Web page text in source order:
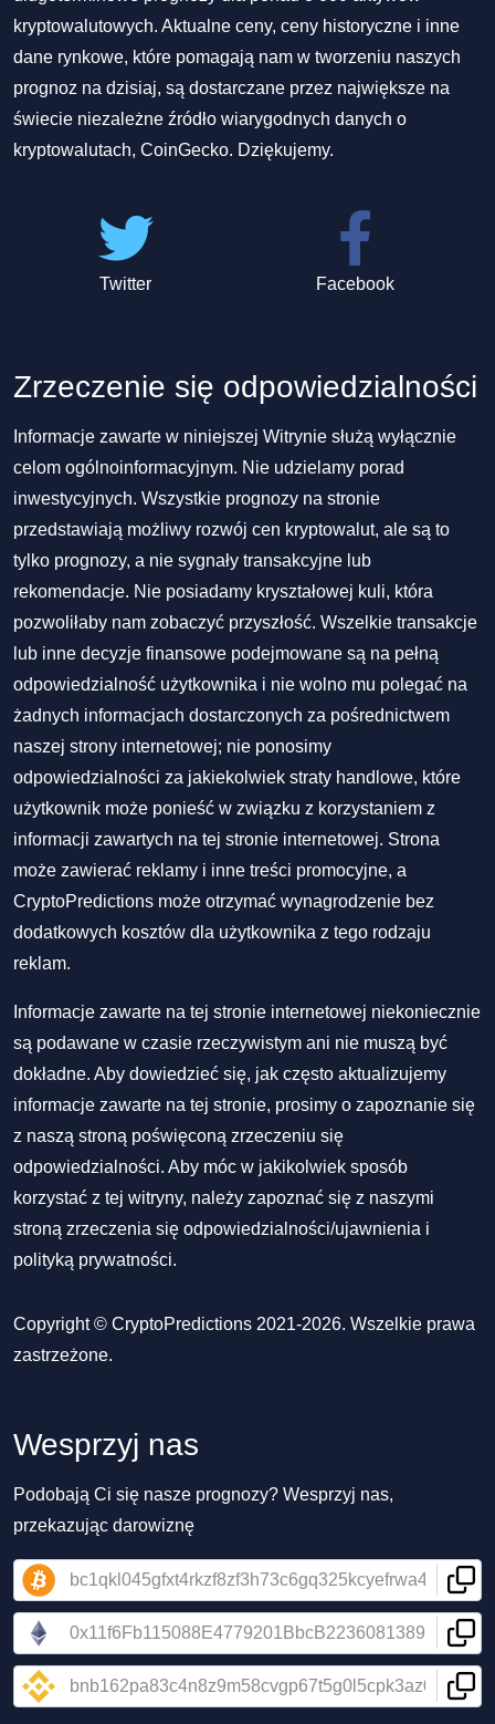
kryptowalutowych. Aktualne ceny, ceny historyczne i inne
dane rynkowe, które pomagają nam w tworzeniu naszych
prognoz na dzisiaj, są dostarczane przez największe na
świecie niezależne źródło wiarygodnych danych o
kryptowalutach, CoinGecko. Dziękujemy.
Twitter Facebook
Zrzeczenie się odpowiedzialności
Informacje zawarte w niniejszej Witrynie służą wyłącznie
celom ogólnoinformacyjnym. Nie udzielamy porad
inwestycyjnych. Wszystkie prognozy na stronie
przedstawiają możliwy rozwój cen kryptowalut, ale są to
tylko prognozy, a nie sygnały transakcyjne lub
rekomendacje. Nie posiadamy kryształowej kuli, która
pozwoliłaby nam zobaczyć przyszłość. Wszelkie transakcje
lub inne decyzje finansowe podejmowane są na pełną
odpowiedzialność użytkownika i nie wolno mu polegać na
żadnych informacjach dostarczonych za pośrednictwem
naszej strony internetowej; nie ponosimy
odpowiedzialności za jakiekolwiek straty handlowe, które
użytkownik może ponieść w związku z korzystaniem z
informacji zawartych na tej stronie internetowej. Strona
może zawierać reklamy i inne treści promocyjne, a
CryptoPredictions może otrzymać wynagrodzenie bez
dodatkowych kosztów dla użytkownika z tego rodzaju
reklam.
Informacje zawarte na tej stronie internetowej niekoniecznie
są podawane w czasie rzeczywistym ani nie muszą być
dokładne. Aby dowiedzieć się, jak często aktualizujemy
informacje zawarte na tej stronie, prosimy o zapoznanie się
z naszą stroną poświęconą zrzeczeniu się
odpowiedzialności. Aby móc w jakikolwiek sposób
korzystać z tej witryny, należy zapoznać się z naszymi
stroną zrzeczenia się odpowiedzialności/ujawnienia i
polityką prywatności.
Copyright © CryptoPredictions 2021-2026. Wszelkie prawa
zastrzeżone.
Wesprzyj nas
Podobają Ci się nasze prognozy? Wesprzyj nas,
przekazując darowiznę